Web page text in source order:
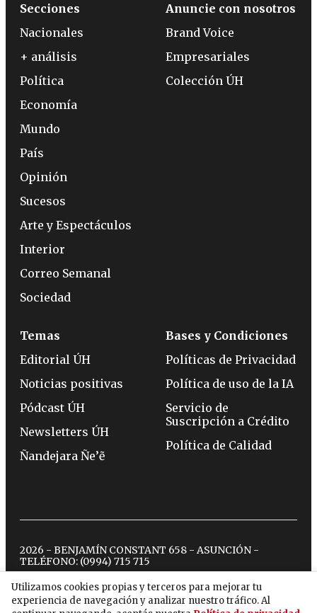
Utilizamos cookies propias y terceros para mejorar tu
experiencia de navegación y analizar nuestro tráfico. Al
Secciones
Nacionales
+ análisis
Política
Economía
Mundo
País
Opinión
Sucesos
Arte y Espectáculos
Interior
Correo Semanal
Sociedad
Anuncie con nosotros
Brand Voice
Empresariales
Colección ÚH
Temas
Editorial ÚH
Noticias positivas
Pódcast ÚH
Newsletters ÚH
Ñandejara Ñe’ẽ
Bases y Condiciones
Políticas de Privacidad
Política de uso de la IA
Servicio de
Suscripción a Crédito
Política de Calidad
2026 - BENJAMÍN CONSTANT 658 - ASUNCIÓN -
TELÉFONO: (0994) 715 715
twitterinstagram
facebook
tiktokyoutubespotify